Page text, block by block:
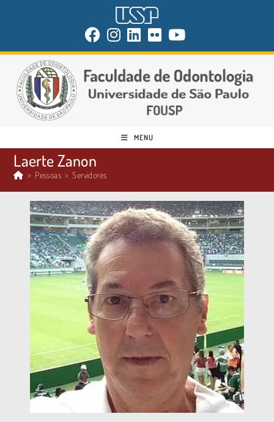
MENU
Laerte Zanon
> Pessoas > Servidores